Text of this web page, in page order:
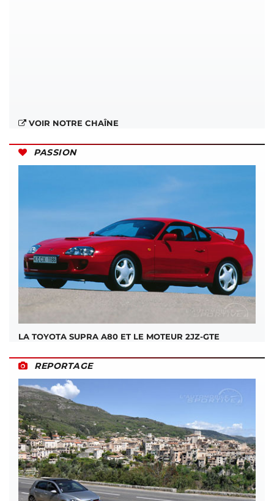
VOIR NOTRE CHAÎNE
PASSION
LA TOYOTA SUPRA A80 ET LE MOTEUR 2JZ-GTE
REPORTAGE